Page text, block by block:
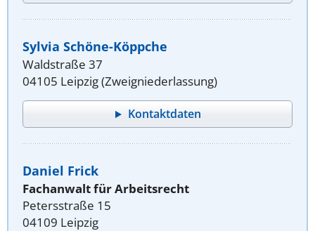
Sylvia Schöne-Köppche
Waldstraße 37
04105 Leipzig (Zweigniederlassung)
Kontaktdaten
Daniel Frick
Fachanwalt für Arbeitsrecht
Petersstraße 15
04109 Leipzig